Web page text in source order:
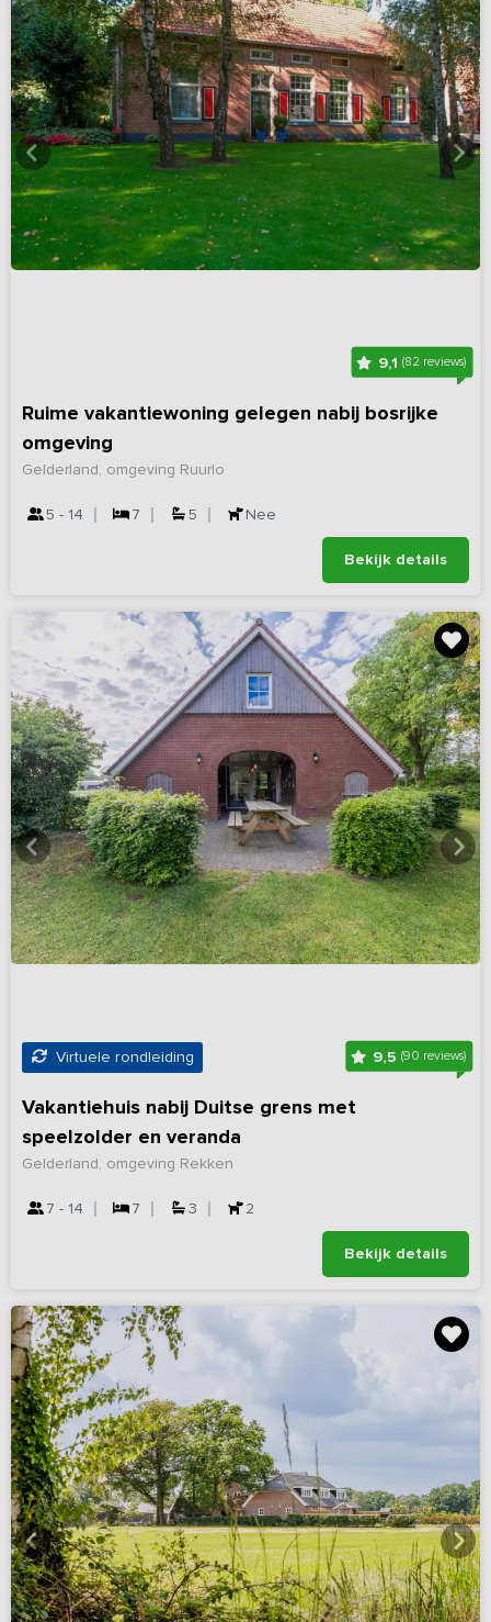
9,1(82 reviews)
Ruime vakantiewoning gelegen nabij bosrijke
omgeving
Gelderland, omgeving Ruurlo
5 - 14 7 5 Nee
Bekijk details
Virtuele rondleiding 9,5 (90 reviews)
Vakantiehuis nabij Duitse grens met
speelzolder en veranda
Gelderland, omgeving Rekken
7 - 14 7 3 2
Bekijk details